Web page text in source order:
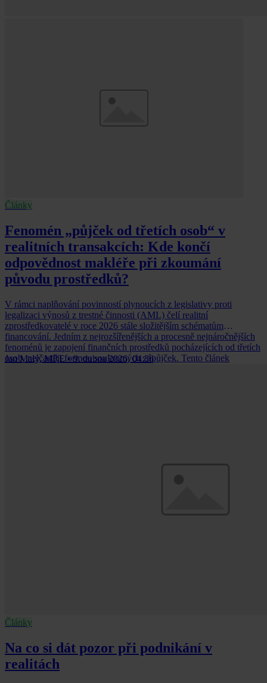
Články
Fenomén „půjček od třetích osob“ v
realitních transakcích: Kde končí
odpovědnost makléře při zkoumání
původu prostředků?
V rámci naplňování povinností plynoucích z legislativy proti
legalizaci výnosů z trestné činnosti (AML) čelí realitní
zprostředkovatelé v roce 2026 stále složitějším schématům
financování. Jedním z nejrozšířenějších a procesně nejnáročnějších
fenoménů je zapojení finančních prostředků pocházejících od třetích
osob, nejčastěji formou soukromých zápůjček. Tento článek
Jan Malý, MRE • 9. dubna 2026, 04:36
Články
Na co si dát pozor při podnikání v
realitách